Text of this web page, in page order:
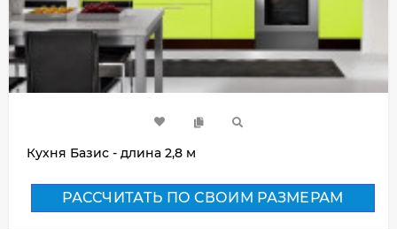
Кухня Базис - длина 2,8 м
РАССЧИТАТЬ ПО СВОИМ РАЗМЕРАМ